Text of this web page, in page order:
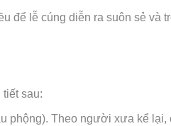
để lễ cúng diễn ra suôn sẻ và
sau:
phộng). Theo người xưa kể lại,